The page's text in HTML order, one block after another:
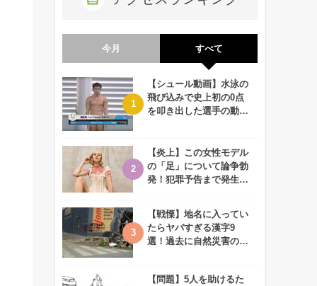
今月 すべて
【シュール動画】水泳の
飛び込みで史上初の0点
を叩き出した選手の動画
【炎上】この女性モデル
の「足」について論争勃
発！犯罪予告まで発生す
【戦慄】地名に入ってい
たらヤバすぎる漢字9
選！過去に自然災害の歴
【問題】5人を助けるた